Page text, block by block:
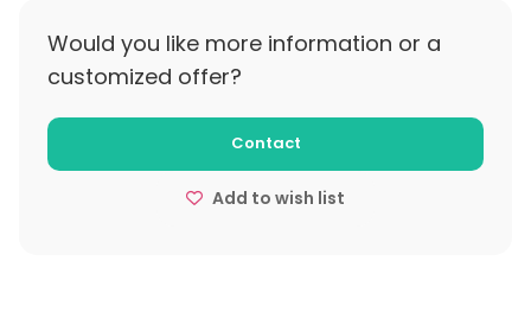
Would you like more information or a
customized offer?
Contact
Add to wish list